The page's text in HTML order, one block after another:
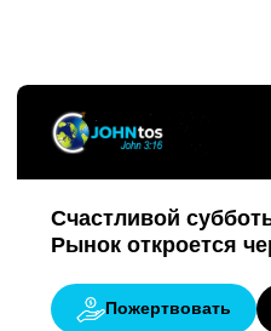
Счастливой
Рынок откроется
Пожертвовать